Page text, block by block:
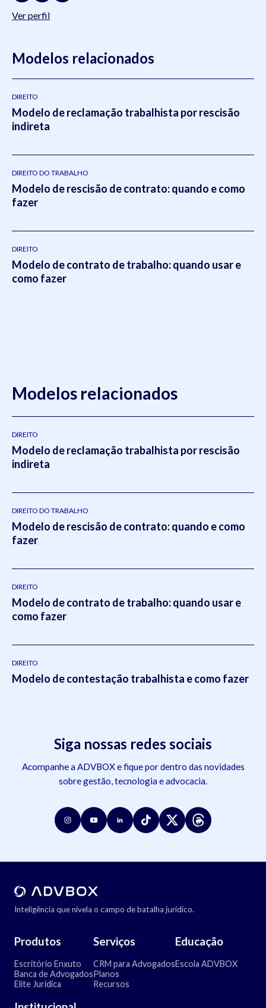
Ver perfil
Modelos relacionados
DIREITO
Modelo de reclamação trabalhista por rescisão
indireta
DIREITO DO TRABALHO
Modelo de rescisão de contrato: quando e como
fazer
DIREITO
Modelo de contrato de trabalho: quando usar e
como fazer
Modelos relacionados
DIREITO
Modelo de reclamação trabalhista por rescisão
indireta
DIREITO DO TRABALHO
Modelo de rescisão de contrato: quando e como
fazer
DIREITO
Modelo de contrato de trabalho: quando usar e
como fazer
DIREITO
Modelo de contestação trabalhista e como fazer
Siga nossas redes sociais
Acompanhe a ADVBOX e fique por dentro das novidades
sobre gestão, tecnologia e advocacia.
Inteligência que nivela o campo de batalha jurídico.
Produtos
Escritório Enxuto
Banca de Advogados
Elite Jurídica
Serviços
CRM para Advogados
Planos
Recursos
Educação
Escola ADVBOX